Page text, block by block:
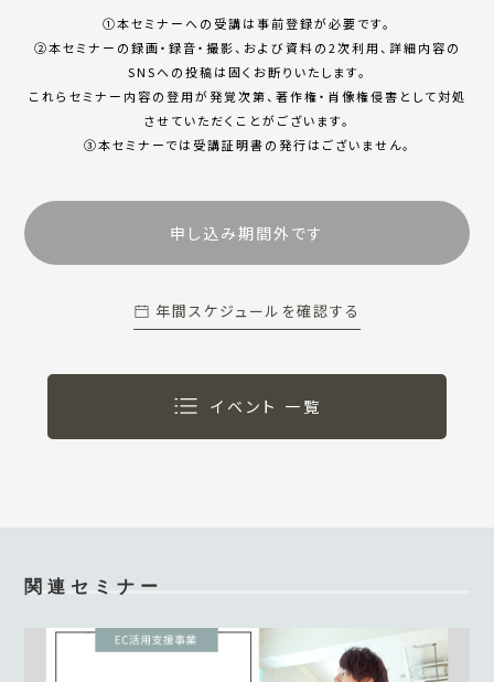
①本セミナーへの受講は事前登録が必要です。
②本セミナーの録画・録⾳・撮影、および資料の2次利⽤、詳細内容の
SNSへの投稿は固くお断りいたします。
これらセミナー内容の登⽤が発覚次第、著作権・肖像権侵害として対処
させていただくことがございます。
③本セミナーでは受講証明書の発⾏はございません。
年間スケジュールを確認する
イベント 一覧
関連セミナー